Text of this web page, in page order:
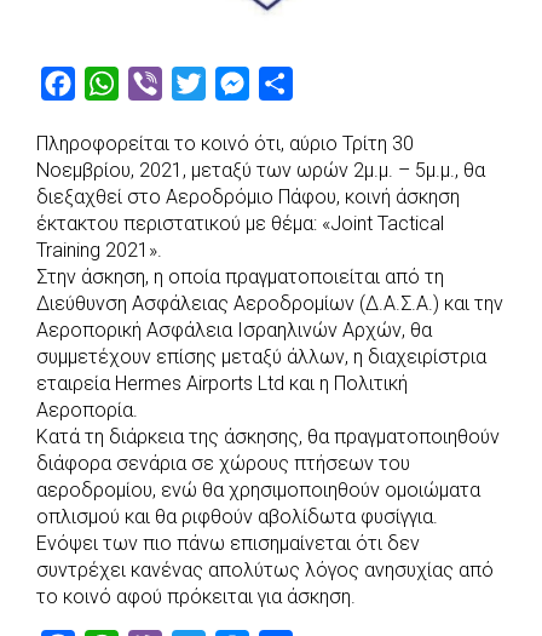
c
e
b
o
o
k
W
a
t
s
A
p
p
b
e
r
i
t
r
s
e
g
e
r
a
r
e
Πληροφορείται το κοινό ότι, αύριο Τρίτη 30
Νοεμβρίου, 2021, μεταξύ των ωρών 2μ.μ. – 5μ.μ., θα
διεξαχθεί στο Αεροδρόμιο Πάφου, κοινή άσκηση
έκτακτου περιστατικού με θέμα: «Joint Tactical
Training 2021».
Στην άσκηση, η οποία πραγματοποιείται από τη
Διεύθυνση Ασφάλειας Αεροδρομίων (Δ.Α.Σ.Α.) και την
Αεροπορική Ασφάλεια Ισραηλινών Αρχών, θα
συμμετέχουν επίσης μεταξύ άλλων, η διαχειρίστρια
εταιρεία Hermes Airports Ltd και η Πολιτική
Αεροπορία.
Κατά τη διάρκεια της άσκησης, θα πραγματοποιηθούν
διάφορα σενάρια σε χώρους πτήσεων του
αεροδρομίου, ενώ θα χρησιμοποιηθούν ομοιώματα
οπλισμού και θα ριφθούν αβολίδωτα φυσίγγια.
Ενόψει των πιο πάνω επισημαίνεται ότι δεν
συντρέχει κανένας απολύτως λόγος ανησυχίας από
το κοινό αφού πρόκειται για άσκηση.